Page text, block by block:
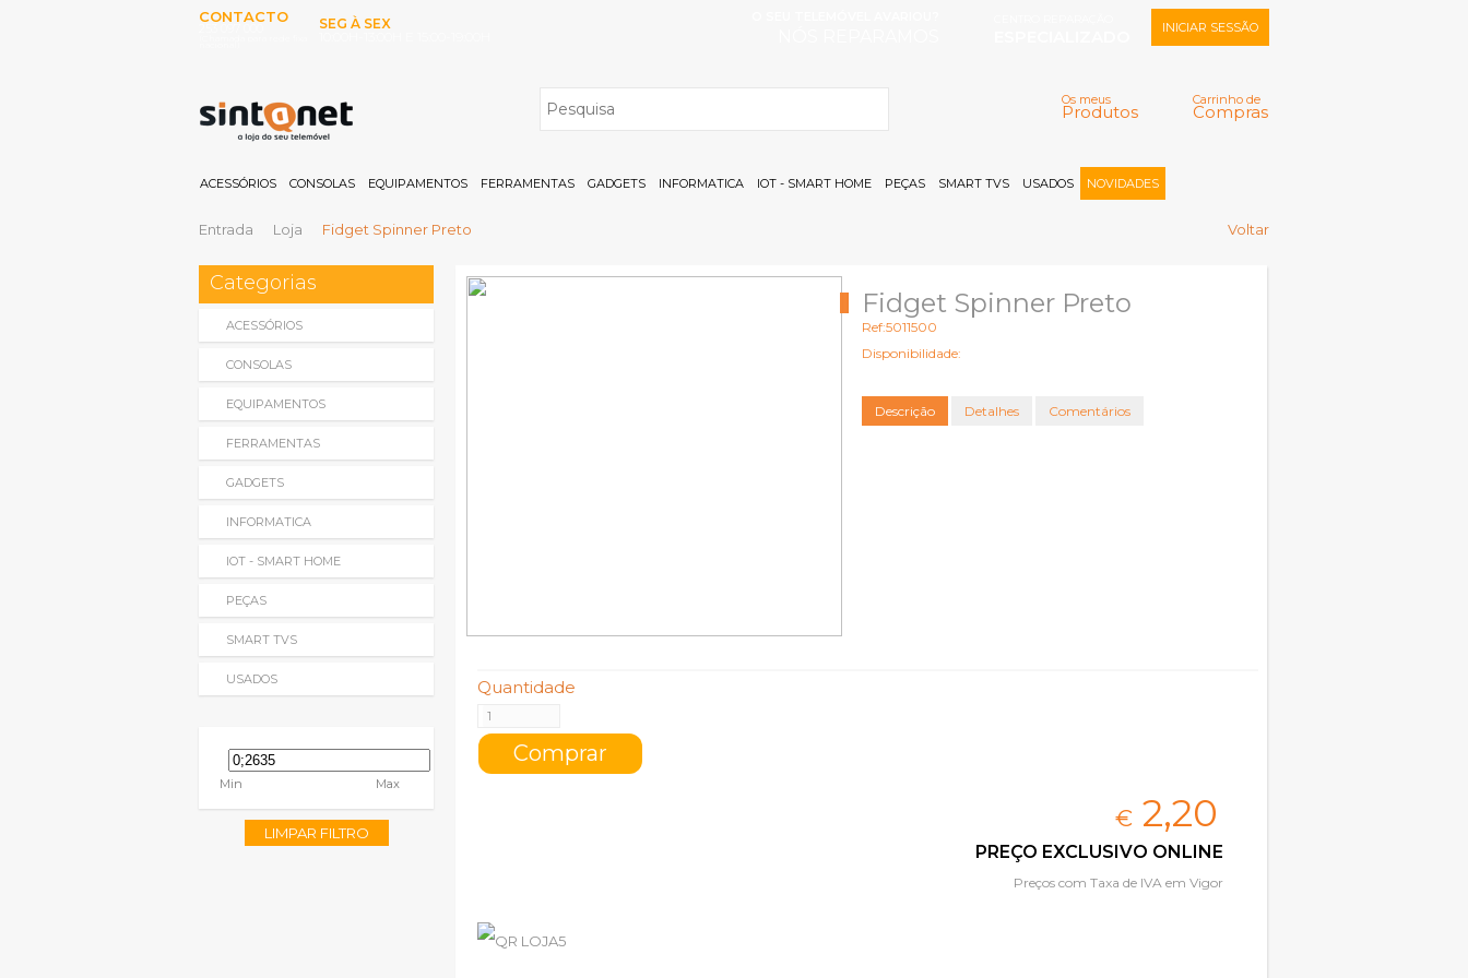
CONTACTO
SEG À SEX
Carrinho de
Compras
Os meus
Produtos
INICIAR SESSÃO
Memorizar
Registar |
ACESSÓRIOS CONSOLAS EQUIPAMENTOS FERRAMENTAS GADGETS INFORMATICA IOT - SMART HOME PEÇAS SMART TVS USADOS NOVIDADES
Entrada Loja Fidget Spinner Preto Voltar
Categorias
ACESSÓRIOS
CONSOLAS
EQUIPAMENTOS
FERRAMENTAS
GADGETS
INFORMATICA
IOT - SMART HOME
PEÇAS
SMART TVS
USADOS
Min Max
LIMPAR FILTRO
Fidget Spinner Preto
Ref:5011500
Disponibilidade:
Descrição Detalhes Comentários
Quantidade
€ 2,20
PREÇO EXCLUSIVO ONLINE
Preços com Taxa de IVA em Vigor